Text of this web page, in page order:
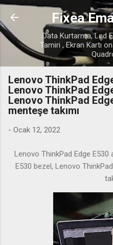
Fixea
Data Kurtarma, Lcd
Tamiri , Ekran Kartı
Lenovo ThinkPad
Lenovo ThinkPad
Lenovo ThinkPad
menteşe takımı
- Ocak 12, 2022
Lenovo ThinkPad Edge E530
E530 bezel, Lenovo